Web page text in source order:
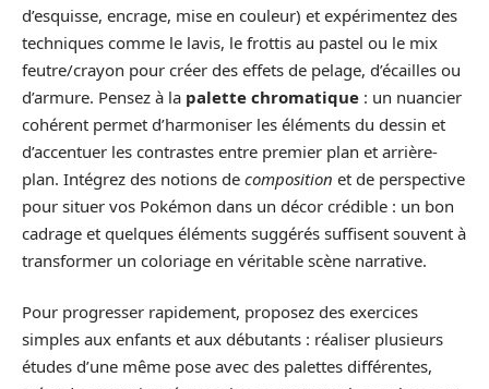
d’esquisse, encrage, mise en couleur) et expérimentez des
techniques comme le lavis, le frottis au pastel ou le mix
feutre/crayon pour créer des effets de pelage, d’écailles ou
d’armure. Pensez à la palette chromatique : un nuancier
cohérent permet d’harmoniser les éléments du dessin et
d’accentuer les contrastes entre premier plan et arrière-
plan. Intégrez des notions de composition et de perspective
pour situer vos Pokémon dans un décor crédible : un bon
cadrage et quelques éléments suggérés suffisent souvent à
transformer un coloriage en véritable scène narrative.
Pour progresser rapidement, proposez des exercices
simples aux enfants et aux débutants : réaliser plusieurs
études d’une même pose avec des palettes différentes,